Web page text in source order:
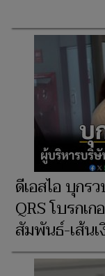
ดีเอสไอ บุกร
QRS โบรกเ
สัมพันธ์-เส้นเ